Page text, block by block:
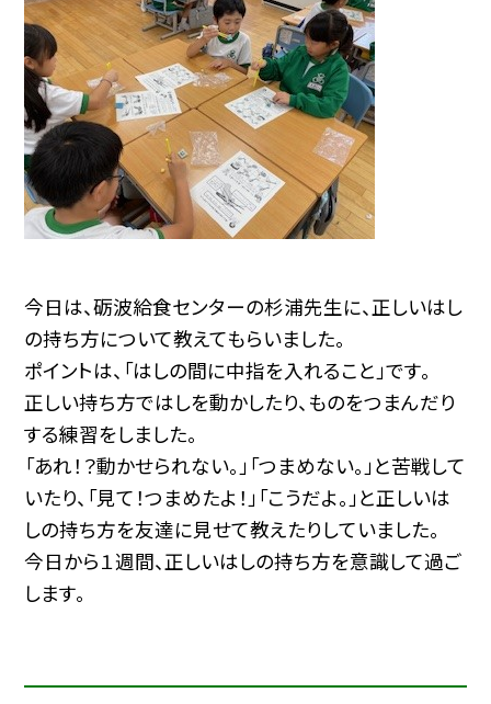
今日は、砺波給食センターの杉浦先生に、正しいはし
の持ち方について教えてもらいました。
ポイントは、「はしの間に中指を入れること」です。
正しい持ち方ではしを動かしたり、ものをつまんだり
する練習をしました。
「あれ！？動かせられない。」「つまめない。」と苦戦して
いたり、「見て！つまめたよ！」「こうだよ。」と正しいは
しの持ち方を友達に見せて教えたりしていました。
今日から１週間、正しいはしの持ち方を意識して過ご
します。